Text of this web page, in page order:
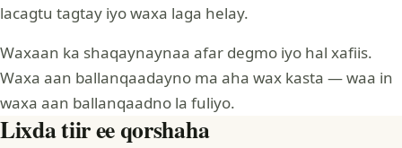
lacagtu tagtay iyo waxa laga helay.
Waxaan ka shaqaynaynaa afar degmo iyo hal xafiis.
Waxa aan ballanqaadayno ma aha wax kasta — waa in
waxa aan ballanqaadno la fuliyo.
Lixda tiir ee qorshaha